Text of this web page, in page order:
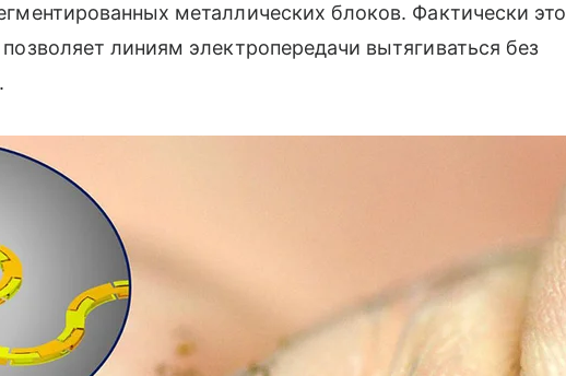
металлических блоков. Фактически это
линиям электропередачи вытягиваться без